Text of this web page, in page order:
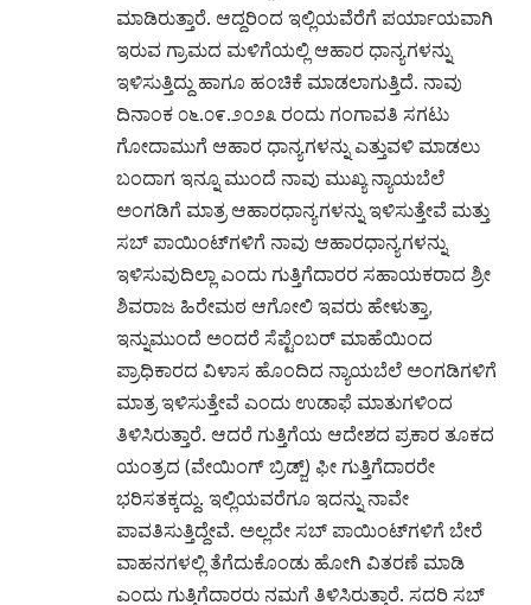
ಮಾಡಿರುತ್ತಾರೆ. ಆದ್ದರಿಂದ ಇಲ್ಲಿಯವೆರೆಗೆ ಪರ್ಯಾಯವಾಗಿ
ಇರುವ ಗ್ರಾಮದ ಮಳಿಗೆಯಲ್ಲಿ ಆಹಾರ ಧಾನ್ಯಗಳನ್ನು
ಇಳಿಸುತ್ತಿದ್ದು ಹಾಗೂ ಹಂಚಿಕೆ ಮಾಡಲಾಗುತ್ತಿದೆ. ನಾವು
ದಿನಾಂಕ ೦೬.೦೯.೨೦೨೩ ರಂದು ಗಂಗಾವತಿ ಸಗಟು
ಗೋದಾಮುಗೆ ಆಹಾರ ಧಾನ್ಯಗಳನ್ನು ಎತ್ತುವಳಿ ಮಾಡಲು
ಬಂದಾಗ ಇನ್ನೂ ಮುಂದೆ ನಾವು ಮುಖ್ಯ ನ್ಯಾಯಬೆಲೆ
ಅಂಗಡಿಗೆ ಮಾತ್ರ ಆಹಾರಧಾನ್ಯಗಳನ್ನು ಇಳಿಸುತ್ತೇವೆ ಮತ್ತು
ಸಬ್ ಪಾಯಿಂಟ್‌ಗಳಿಗೆ ನಾವು ಆಹಾರಧಾನ್ಯಗಳನ್ನು
ಇಳಿಸುವುದಿಲ್ಲಾ ಎಂದು ಗುತ್ತಿಗೆದಾರರ ಸಹಾಯಕರಾದ ಶ್ರೀ
ಶಿವರಾಜ ಹಿರೇಮಠ ಆಗೋಲಿ ಇವರು ಹೇಳುತ್ತಾ,
ಇನ್ನುಮುಂದೆ ಅಂದರೆ ಸೆಪ್ಟೆಂಬರ್ ಮಾಹೆಯಿಂದ
ಪ್ರಾಧಿಕಾರದ ವಿಳಾಸ ಹೊಂದಿದ ನ್ಯಾಯಬೆಲೆ ಅಂಗಡಿಗಳಿಗೆ
ಮಾತ್ರ ಇಳಿಸುತ್ತೇವೆ ಎಂದು ಉಡಾಫೆ ಮಾತುಗಳಿಂದ
ತಿಳಿಸಿರುತ್ತಾರೆ. ಆದರೆ ಗುತ್ತಿಗೆಯ ಆದೇಶದ ಪ್ರಕಾರ ತೂಕದ
ಯಂತ್ರದ (ವೇಯಿಂಗ್ ಬ್ರಿಡ್ಜ್) ಫೀ ಗುತ್ತಿಗೆದಾರರೇ
ಭರಿಸತಕ್ಕದ್ದು. ಇಲ್ಲಿಯವರೆಗೂ ಇದನ್ನು ನಾವೇ
ಪಾವತಿಸುತ್ತಿದ್ದೇವೆ. ಅಲ್ಲದೇ ಸಬ್ ಪಾಯಿಂಟ್‌ಗಳಿಗೆ ಬೇರೆ
ವಾಹನಗಳಲ್ಲಿ ತೆಗೆದುಕೊಂಡು ಹೋಗಿ ವಿತರಣೆ ಮಾಡಿ
ಎಂದು ಗುತ್ತಿಗೆದಾರರು ನಮಗೆ ತಿಳಿಸಿರುತ್ತಾರೆ. ಸದರಿ ಸಬ್